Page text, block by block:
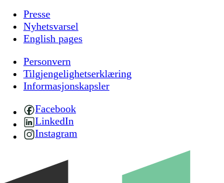
Presse
Nyhetsvarsel
English pages
Personvern
Tilgjengelighetserklæring
Informasjonskapsler
Facebook
LinkedIn
Instagram